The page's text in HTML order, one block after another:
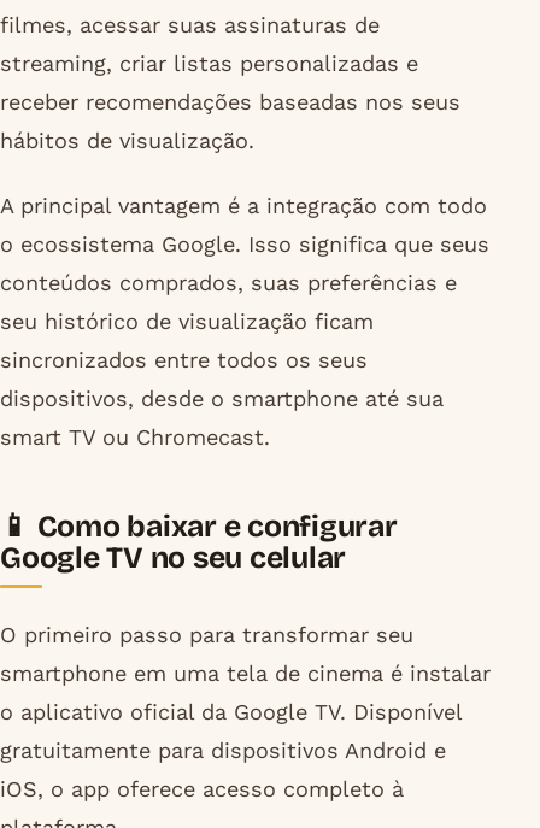
filmes, acessar suas assinaturas de
streaming, criar listas personalizadas e
receber recomendações baseadas nos seus
hábitos de visualização.
A principal vantagem é a integração com todo
o ecossistema Google. Isso significa que seus
conteúdos comprados, suas preferências e
seu histórico de visualização ficam
sincronizados entre todos os seus
dispositivos, desde o smartphone até sua
smart TV ou Chromecast.
📱 Como baixar e configurar
Google TV no seu celular
O primeiro passo para transformar seu
smartphone em uma tela de cinema é instalar
o aplicativo oficial da Google TV. Disponível
gratuitamente para dispositivos Android e
iOS, o app oferece acesso completo à